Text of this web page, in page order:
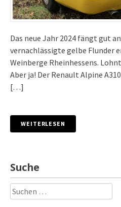
Das neue Jahr 2024 fängt gut
vernachlässigte gelbe Flunder
Weinberge Rheinhessens.
Aber ja! Der Renault Alpine
[…]
WEITERLESEN
Suche
Suchen
nach: